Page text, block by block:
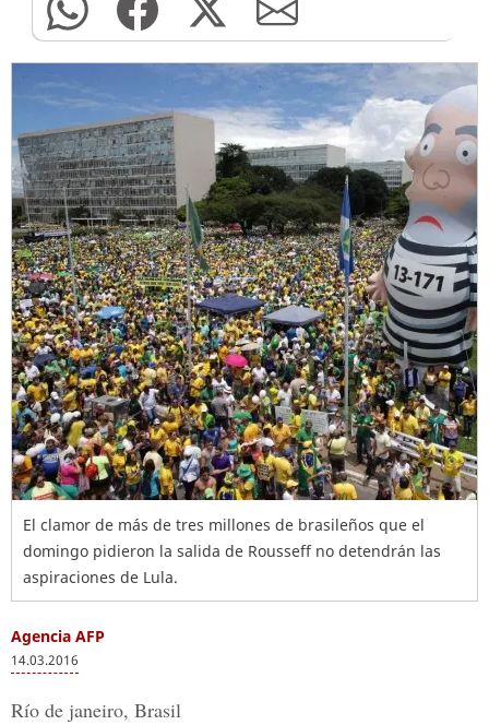
El clamor de más de tres millones de brasileños que el
domingo pidieron la salida de Rousseff no detendrán las
aspiraciones de Lula.
Agencia AFP
14.03.2016
Río de janeiro, Brasil